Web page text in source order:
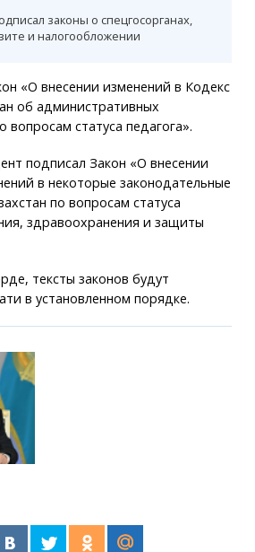
законы о спецгосорганах,
и налогообложении
«О внесении изменений в Кодекс
об административных
статуса педагога».
подписал Закон «О внесении
в некоторые законодательные
по вопросам статуса
здравоохранения и защиты
тексты законов будут
в установленном порядке.